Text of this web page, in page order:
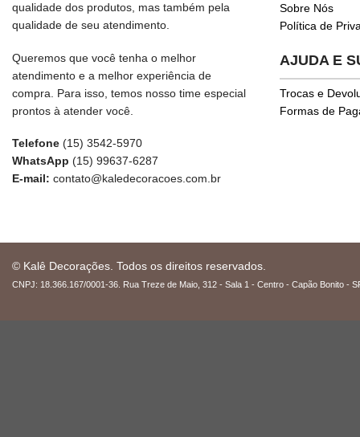
qualidade dos produtos, mas também pela
qualidade de seu atendimento.
Queremos que você tenha o melhor
atendimento e a melhor experiência de
compra. Para isso, temos nosso time especial
prontos à atender você.
Telefone (15) 3542-5970
WhatsApp (15) 99637-6287
E-mail: contato@kaledecoracoes.com.br
Sobre Nós
Política de
AJUDA E
Trocas e
Formas de
© Kalê Decorações. Todos os direitos reservados.
CNPJ: 18.366.167/0001-36. Rua Treze de Maio, 312 - Sala 1 - Centro - Capão Bonito -